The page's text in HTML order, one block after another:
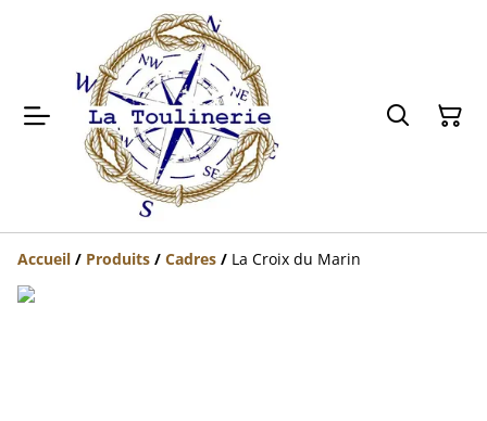
Accueil / Produits / Cadres / La Croix du Marin